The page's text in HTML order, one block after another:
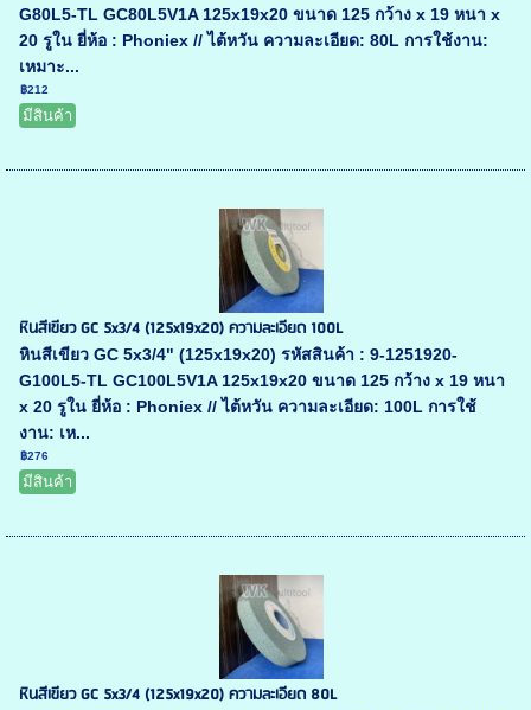
G80L5-TL GC80L5V1A 125x19x20 ขนาด 125 กว้าง x 19 หนา x
20 รูใน ยี่ห้อ : Phoniex // ไต้หวัน ความละเอียด: 80L การใช้งาน:
เหมาะ...
฿212
มีสินค้า
หินสีเขียว GC 5x3/4 (125x19x20) ความละเอียด 100L
หินสีเขียว GC 5x3/4" (125x19x20) รหัสสินค้า : 9-1251920-
G100L5-TL GC100L5V1A 125x19x20 ขนาด 125 กว้าง x 19 หนา
x 20 รูใน ยี่ห้อ : Phoniex // ไต้หวัน ความละเอียด: 100L การใช้
งาน: เห...
฿276
มีสินค้า
หินสีเขียว GC 5x3/4 (125x19x20) ความละเอียด 80L